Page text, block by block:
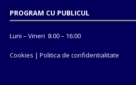
PROGRAM CU PUBLICUL
Luni – Vineri 8.00 – 16:00
Cookies | Politica de confidentialitate